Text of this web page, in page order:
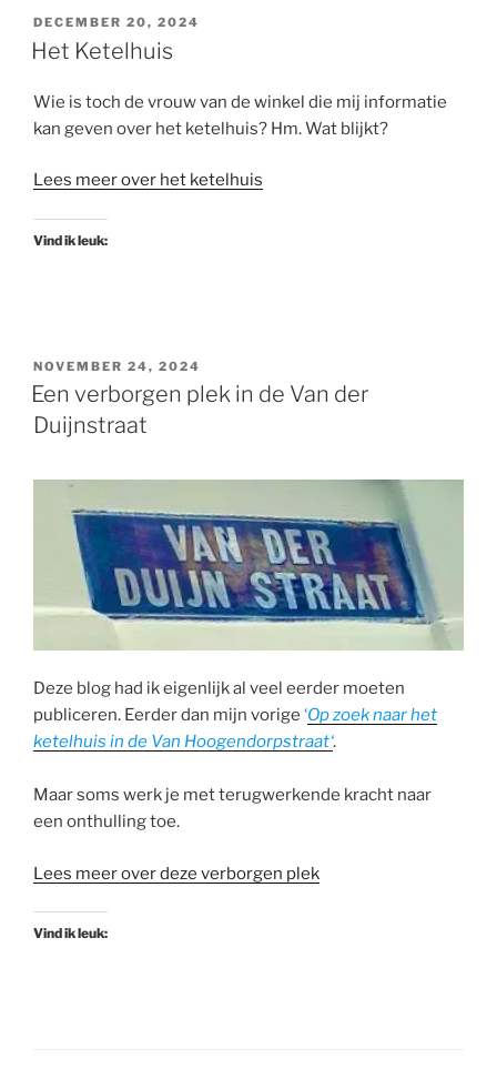
GEPLAATST
OP
DECEMBER 20, 2024
Het Ketelhuis
Wie is toch de vrouw van de winkel die mij informatie
kan geven over het ketelhuis? Hm. Wat blijkt?
Lees meer over het ketelhuis
Vind ik leuk:
GEPLAATST
OP
NOVEMBER 24, 2024
Een verborgen plek in de Van der
Duijnstraat
Deze blog had ik eigenlijk al veel eerder moeten
publiceren. Eerder dan mijn vorige ‘Opzoek naar het
ketelhuis in de Van Hoogendorpstraat‘.
Maar soms werk je met terugwerkende kracht naar
een onthulling toe.
Lees meer over deze verborgen plek
Vind ik leuk: